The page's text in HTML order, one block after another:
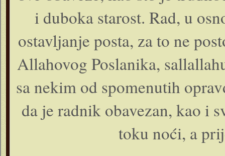
i duboka starost. Rad, u
ostavljanje posta, za to ne
Allahovog Poslanika,
sa nekim od spomenutih
da je radnik obavezan, kao i
toku noći, a